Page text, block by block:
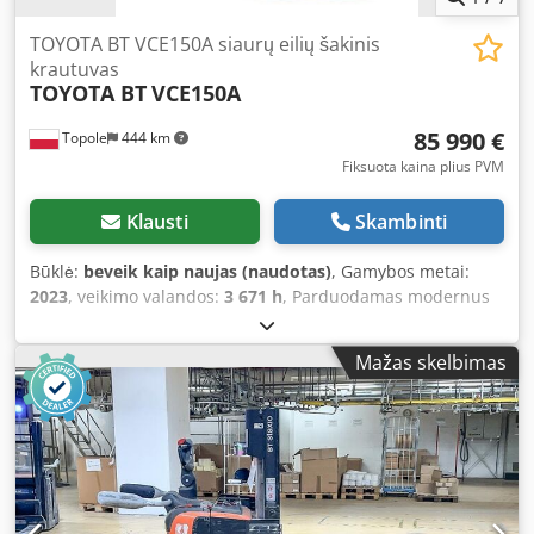
Topole 444 km
TOYOTA BT VCE150A siaurų eilių šakinis
krautuvas
TOYOTA BTVCE150A
85 990 €
Fiksuota kaina plius PVM
Klausti Skambinti
Būklė: beveik kaip naujas (naudotas), Gamybos metai:
2023, veikimo valandos: 3 671 h, Parduodamas modernus
siaurojo koridoriaus krautuvas / sisteminis krautuvas su
pakeliamą kabina, specialiai sukurtas kroviniams pakrauti
ir iškrauti bei užsakymams komplektuoti labai siauruose
sandėlio koridoriuose. Įranga yra labai geroje būklėje ir
idealiai tinka aukštųjų sandėlių sistemoms, kuriose didelis
apyvartos lygis. Dcjdjzp D E Tspfx Ac Djk Techniniai
duomenys Tipas: užsakymų komplektavimo krautuvas
aukštųjų sandėlių sistemoms Vairavimo sistema: bėgiai
Pagaminimo metai: 2023 Serijos numeris: 6963101 Būklė:
Mažas skelbimas